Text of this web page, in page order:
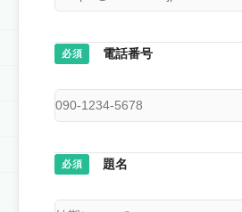
必須 電話番号
必須 題名